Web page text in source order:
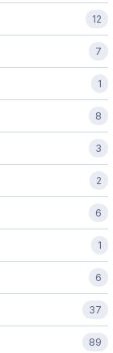
12
7
1
8
3
2
6
1
6
37
89